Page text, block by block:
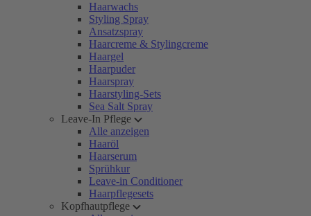
Haarwachs
Styling Spray
Ansatzspray
Haarcreme & Stylingcreme
Haargel
Haarpuder
Haarspray
Haarstyling-Sets
Sea Salt Spray
Leave-In Pflege
Alle anzeigen
Haaröl
Haarserum
Sprühkur
Leave-in Conditioner
Haarpflegesets
Kopfhautpflege